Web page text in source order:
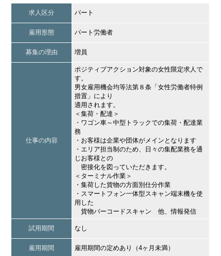
求人区分 パート
雇用形態 パート労働者
募集の理由 増員
仕事の内容
ポジティブアクション対象の女性限定求人で
す。
男女雇用機会均等法第８条「女性労働者特例
措置」により
適用されます。
＜集荷・配達＞
・ワゴン車～中型トラックでの集荷・配達業
務
・お客様は企業や団体がメインとなります
・エリア担当制のため、日々の集配業務を通
じお客様との
密接化を図っていただきます。
＜ターミナル作業＞
・集荷した貨物の方面別仕分作業
・スマートフォン一体型スキャン端末機を使
用した
貨物バーコードスキャン 他、情報発信
試用期間 なし
雇用期間 雇用期間の定めあり（4ヶ月未満）